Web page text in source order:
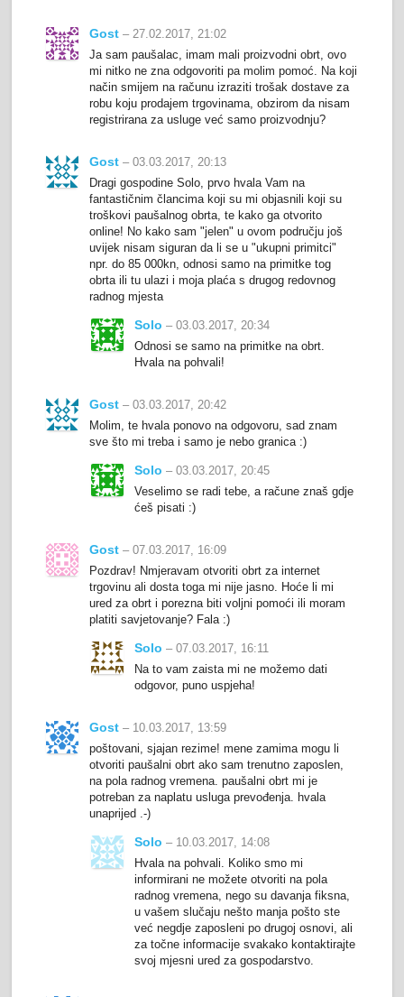
Gost – 27.02.2017, 21:02
Ja sam paušalac, imam mali proizvodni obrt, ovo
mi nitko ne zna odgovoriti pa molim pomoć. Na koji
način smijem na računu izraziti trošak dostave za
robu koju prodajem trgovinama, obzirom da nisam
registrirana za usluge već samo proizvodnju?
Gost – 03.03.2017, 20:13
Dragi gospodine Solo, prvo hvala Vam na
fantastičnim člancima koji su mi objasnili koji su
troškovi paušalnog obrta, te kako ga otvorito
online! No kako sam "jelen" u ovom području još
uvijek nisam siguran da li se u "ukupni primitci"
npr. do 85 000kn, odnosi samo na primitke tog
obrta ili tu ulazi i moja plaća s drugog redovnog
radnog mjesta
Solo – 03.03.2017, 20:34
Odnosi se samo na primitke na obrt.
Hvala na pohvali!
Gost – 03.03.2017, 20:42
Molim, te hvala ponovo na odgovoru, sad znam
sve što mi treba i samo je nebo granica :)
Solo – 03.03.2017, 20:45
Veselimo se radi tebe, a račune znaš gdje
ćeš pisati :)
Gost – 07.03.2017, 16:09
Pozdrav! Nmjeravam otvoriti obrt za internet
trgovinu ali dosta toga mi nije jasno. Hoće li mi
ured za obrt i porezna biti voljni pomoći ili moram
platiti savjetovanje? Fala :)
Solo – 07.03.2017, 16:11
Na to vam zaista mi ne možemo dati
odgovor, puno uspjeha!
Gost – 10.03.2017, 13:59
poštovani, sjajan rezime! mene zamima mogu li
otvoriti paušalni obrt ako sam trenutno zaposlen,
na pola radnog vremena. paušalni obrt mi je
potreban za naplatu usluga prevođenja. hvala
unaprijed .-)
Solo – 10.03.2017, 14:08
Hvala na pohvali. Koliko smo mi
informirani ne možete otvoriti na pola
radnog vremena, nego su davanja fiksna,
u vašem slučaju nešto manja pošto ste
već negdje zaposleni po drugoj osnovi, ali
za točne informacije svakako kontaktirajte
svoj mjesni ured za gospodarstvo.